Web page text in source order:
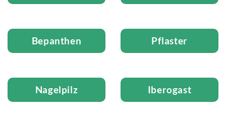
Bepanthen Pflaster
Nagelpilz Iberogast